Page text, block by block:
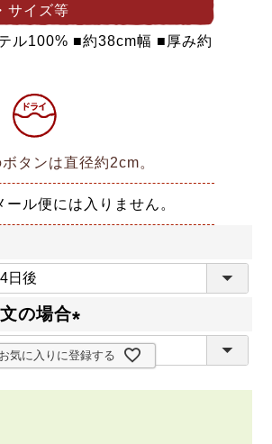
サイズ等
ル100% ■約38cm幅 ■厚み約
タンは直径約2cm。
ール便には入りません。
の場合
(
お気に入りに登録する